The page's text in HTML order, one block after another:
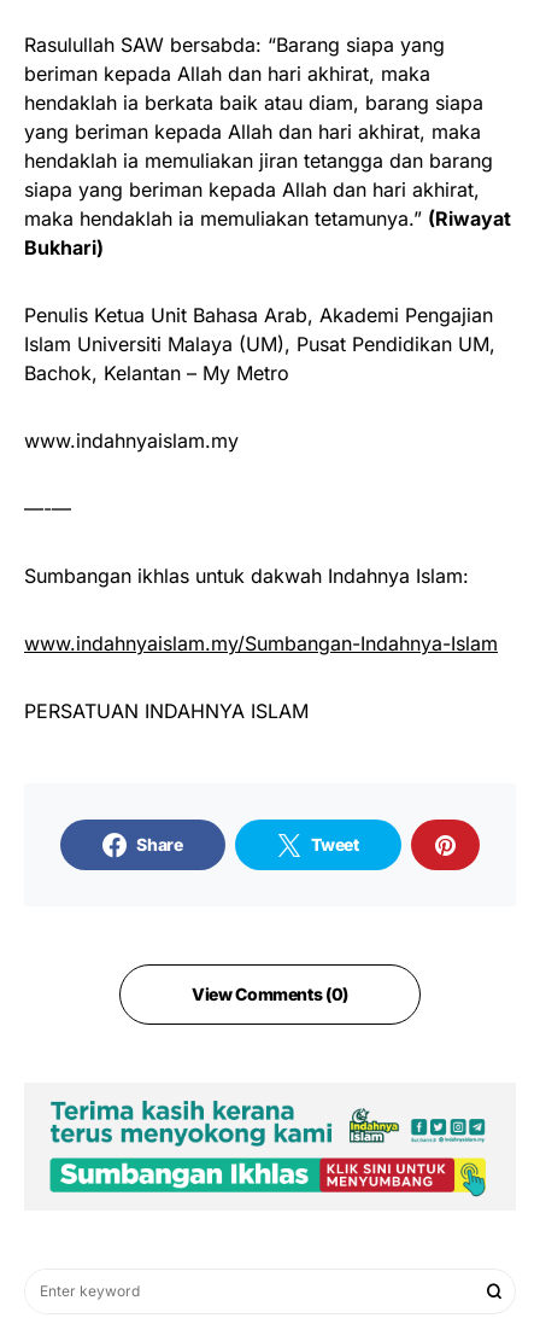
Rasulullah SAW bersabda: “Barang siapa yang
beriman kepada Allah dan hari akhirat, maka
hendaklah ia berkata baik atau diam, barang siapa
yang beriman kepada Allah dan hari akhirat, maka
hendaklah ia memuliakan jiran tetangga dan barang
siapa yang beriman kepada Allah dan hari akhirat,
maka hendaklah ia memuliakan tetamunya.” (Riwayat
Bukhari)
Penulis Ketua Unit Bahasa Arab, Akademi Pengajian
Islam Universiti Malaya (UM), Pusat Pendidikan UM,
Bachok, Kelantan – My Metro
www.indahnyaislam.my
—-—
Sumbangan ikhlas untuk dakwah Indahnya Islam:
www.indahnyaislam.my/Sumbangan-Indahnya-Islam
PERSATUAN INDAHNYA ISLAM
Share Tweet
View Comments (0)